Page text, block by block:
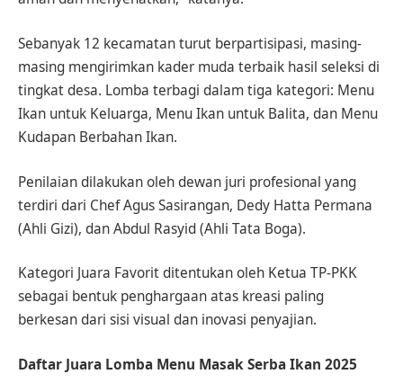
Sebanyak 12 kecamatan turut berpartisipasi, masing-
masing mengirimkan kader muda terbaik hasil seleksi di
tingkat desa. Lomba terbagi dalam tiga kategori: Menu
Ikan untuk Keluarga, Menu Ikan untuk Balita, dan Menu
Kudapan Berbahan Ikan.
Penilaian dilakukan oleh dewan juri profesional yang
terdiri dari Chef Agus Sasirangan, Dedy Hatta Permana
(Ahli Gizi), dan Abdul Rasyid (Ahli Tata Boga).
Kategori Juara Favorit ditentukan oleh Ketua TP-PKK
sebagai bentuk penghargaan atas kreasi paling
berkesan dari sisi visual dan inovasi penyajian.
Daftar Juara Lomba Menu Masak Serba Ikan 2025